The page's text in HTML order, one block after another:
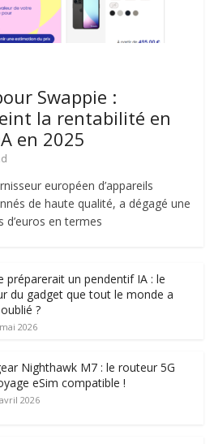
Swappie :
la rentabilité en
en 2025
européen d’appareils
de haute qualité, a dégagé une
en termes
préparerait un pendentif IA : le
du gadget que tout le monde a
?
2026
Nighthawk M7 : le routeur 5G
eSim compatible !
2026